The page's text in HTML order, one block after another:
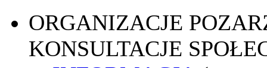
ORGANIZACJE
KONSULTACJE